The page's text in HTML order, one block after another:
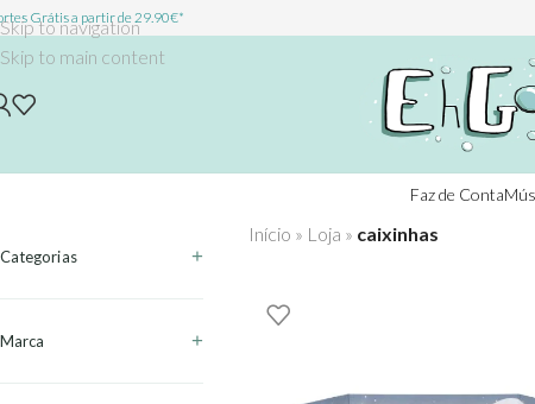
Skip to navigation
Skip to main content
Grátis a partir de 29.90€*
Faz de Conta
Categorias
Marca
Início » Loja » caixinhas